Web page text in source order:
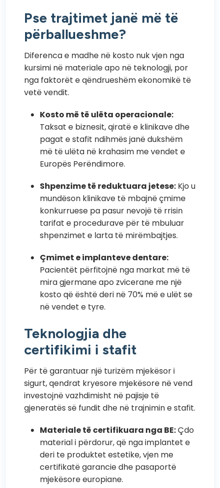
Pse trajtimet janë më të
përballueshme?
Diferenca e madhe në kosto nuk vjen nga
kursimi në materiale apo në teknologji, por
nga faktorët e qëndrueshëm ekonomikë të
vetë vendit.
Kosto më të ulëta operacionale:
Taksat e biznesit, qiratë e klinikave dhe
pagat e stafit ndihmës janë dukshëm
më të ulëta në krahasim me vendet e
Europës Perëndimore.
Shpenzime të reduktuara jetese: Kjo u
mundëson klinikave të mbajnë çmime
konkurruese pa pasur nevojë të rrisin
tarifat e procedurave për të mbuluar
shpenzimet e larta të mirëmbajtjes.
Çmimet e implanteve dentare:
Pacientët përfitojnë nga markat më të
mira gjermane apo zvicerane me një
kosto që është deri në 70% më e ulët se
në vendet e tyre.
Teknologjia dhe
certifikimi i stafit
Për të garantuar një turizëm mjekësor i
sigurt, qendrat kryesore mjekësore në vend
investojnë vazhdimisht në pajisje të
gjeneratës së fundit dhe në trajnimin e stafit.
Materiale të certifikuara nga BE:Çdo
material i përdorur, që nga implantet e
deri te produktet estetike, vjen me
certifikatë garancie dhe pasaportë
mjekësore europiane.